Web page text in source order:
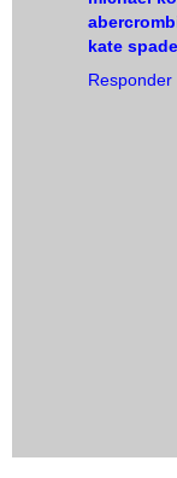
kate
Responder